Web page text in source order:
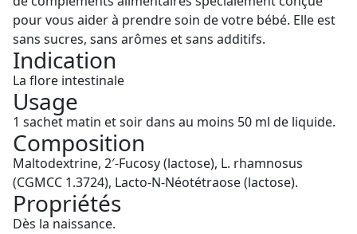
pour vous aider à prendre soin de votre bébé. Elle est
sans sucres, sans arômes et sans additifs.
Indication
La flore intestinale
Usage
1 sachet matin et soir dans au moins 50 ml de liquide.
Composition
Maltodextrine, 2′-Fucosy (lactose), L. rhamnosus
(CGMCC 1.3724), Lacto-N-Néotétraose (lactose).
Propriétés
Dès la naissance.